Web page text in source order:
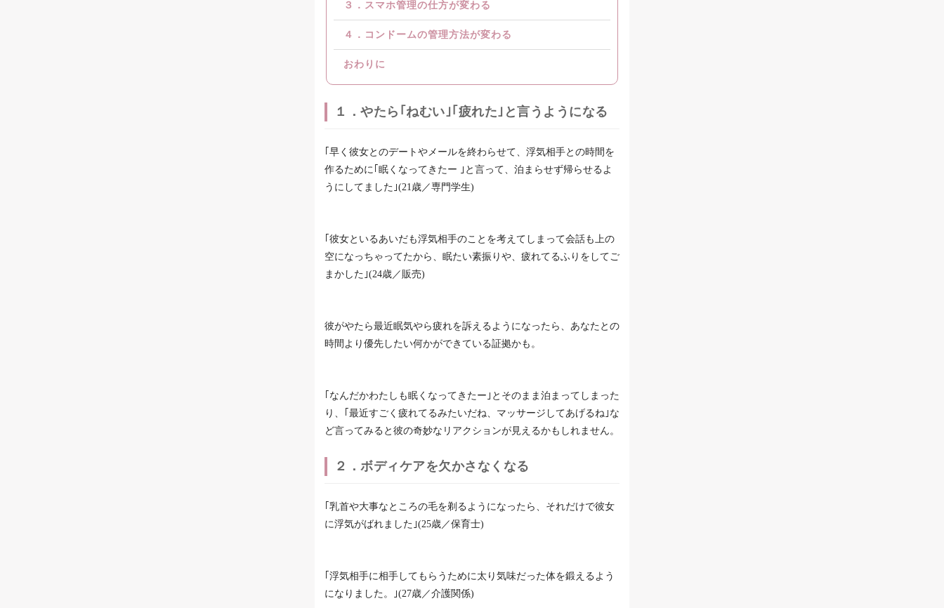
３．スマホ管理の仕方が変わる
４．コンドームの管理方法が変わる
おわりに
１．やたら｢ねむい｣｢疲れた｣と言うようになる
｢早く彼女とのデートやメールを終わらせて、浮気相手との時間を
作るために｢眠くなってきたー ｣と言って、泊まらせず帰らせるよ
うにしてました｣(21歳／専門学生)
｢彼女といるあいだも浮気相手のことを考えてしまって会話も上の
空になっちゃってたから、眠たい素振りや、疲れてるふりをしてご
まかした｣(24歳／販売)
彼がやたら最近眠気やら疲れを訴えるようになったら、あなたとの
時間より優先したい何かができている証拠かも。
｢なんだかわたしも眠くなってきたー｣とそのまま泊まってしまった
り、｢最近すごく疲れてるみたいだね、マッサージしてあげるね｣な
ど言ってみると彼の奇妙なリアクションが見えるかもしれません。
２．ボディケアを欠かさなくなる
｢乳首や大事なところの毛を剃るようになったら、それだけで彼女
に浮気がばれました｣(25歳／保育士)
｢浮気相手に相手してもらうために太り気味だった体を鍛えるよう
になりました。｣(27歳／介護関係)